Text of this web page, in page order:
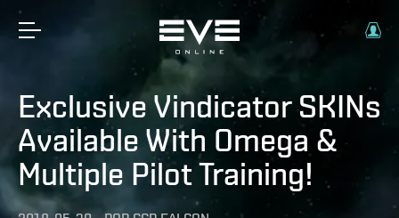
Exclusive Vindicator SKINs
Available With Omega &
Multiple Pilot Training!